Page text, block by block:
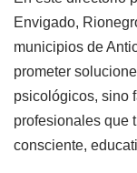
Envigado,
municipios de
prometer
psicológicos, sino
profesionales que
consciente,